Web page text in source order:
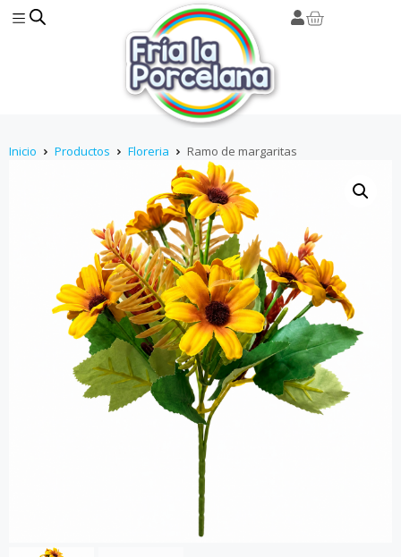
Inicio Productos Floreria Ramo de margaritas